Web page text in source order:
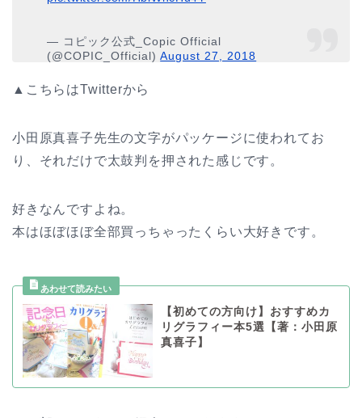
— コピック公式_Copic Official
(@COPIC_Official)August 27, 2018
▲こちらはTwitterから
小田原真喜子先生の文字がパッケージに使われてお
り、それだけで太鼓判を押された感じです。
好きなんですよね。
本はほぼほぼ全部買っちゃったくらい大好きです。
【初めての方向け】おすすめカ
リグラフィー本5選【著：小田原
真喜子】